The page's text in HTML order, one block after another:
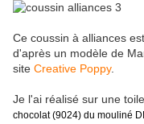
Ce coussin à alliances
d'après un modèle de
site Creative Poppy.
Je l'ai réalisé sur une toile
chocolat (9024) du mouliné